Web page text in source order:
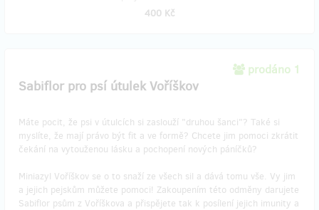
400 Kč
prodáno 1
Sabiflor pro psí útulek Voříškov
Máte pocit, že psi v útulcích si zaslouží "druhou šanci"? Také si
myslíte, že mají právo být fit a ve formě? Chcete jim pomoci zkrátit
čekání na vytouženou lásku a pochopení nových páníčků?
Miniazyl Voříškov se o to snaží ze všech sil a dává tomu vše. Vy jim
a jejich pejskům můžete pomoci! Zakoupením této odměny darujete
Sabiflor psům z Voříškova a přispějete tak k posílení jejich imunity a